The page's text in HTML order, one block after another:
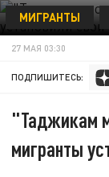
МИГРАНТЫ
27 МАЯ 03:30
ПОДПИШИТЕСЬ:
"Таджикам
мигранты